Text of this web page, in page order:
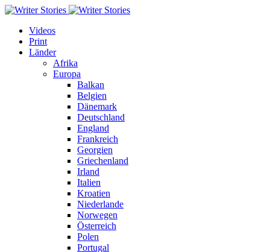
Videos
Print
Länder
Afrika
Europa
Balkan
Belgien
Dänemark
Deutschland
England
Frankreich
Georgien
Griechenland
Irland
Italien
Kroatien
Niederlande
Norwegen
Österreich
Polen
Portugal